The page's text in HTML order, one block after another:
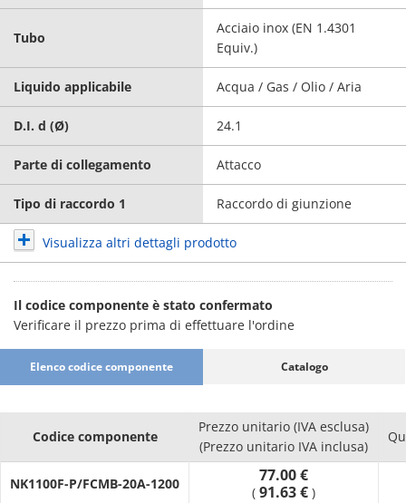
Tubo
Acciaio inox (EN 1.4301
Equiv.)
Liquido applicabile Acqua / Gas / Olio / Aria
D.I. d (Ø) 24.1
Parte di collegamento Attacco
Tipo di raccordo 1 Raccordo di giunzione
Visualizza altri dettagli prodotto
Il codice componente è stato confermato
Verificare il prezzo prima di effettuare l'ordine
Elenco codice componente Catalogo
Codice componente
Prezzo unitario (IVA esclusa)
(Prezzo unitario IVA inclusa)
NK1100F-P/FCMB-20A-1200 77.00 €
( 91.63 € )